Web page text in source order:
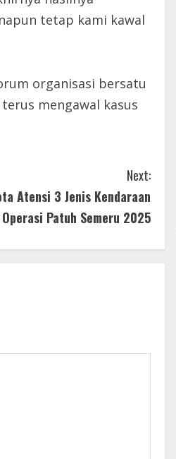
tetap kami kawal
organisasi bersatu
mengawal kasus
Next:
Atensi 3 Jenis Kendaraan
Patuh Semeru 2025